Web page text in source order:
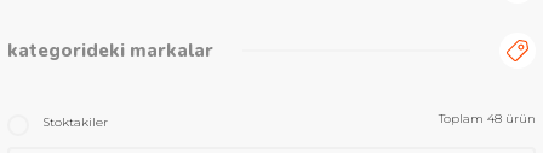
İlaçlama Makinesi
kategorideki markalar
Stoktakiler Toplam 48 ürün